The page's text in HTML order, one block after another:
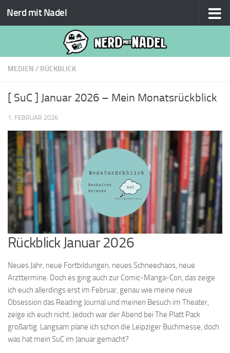
Zum Inhalt springen
Nerd mit Nadel
MEDIEN / RÜCKBLICK
[ SuC ] Januar 2026 – Mein Monatsrückblick
1. FEBRUAR 2026
Rückblick Januar 2026
Neues Jahr, neue Fortbildungen, neues Schneechaos, neue
Arzttermine. Doch es ging auch zur Comic-Manga-Con, das zeige
ich euch allerdings erst im Februar, genau wie meine neue
Obsession das Reading Journal und meinen Besuch im Theater,
zeige ich euch nicht. Jedoch war der Abend bei The Platt Pack
großartig. Langsam plane ich schon die Leipziger Buchmesse, doch
was hat mein SuC im Januar gemacht?